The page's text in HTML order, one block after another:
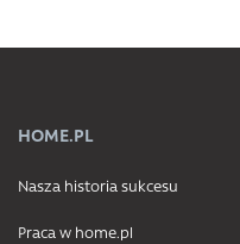
HOME.PL
Nasza historia sukcesu
Praca w home.pl